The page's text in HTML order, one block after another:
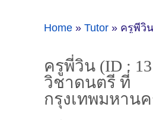
Home » Tutor » ครูพี่วิน (ID : 13105) สอนวิช
ครูพี่วิน (ID :
วิชาดนตรี ที่
กรุงเทพมหาน